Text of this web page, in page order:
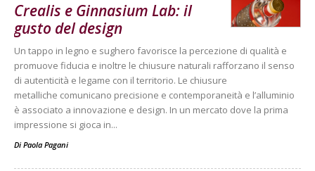
Crealis e Ginnasium Lab: il
gusto del design
Un tappo in legno e sughero favorisce la percezione di qualità e
promuove fiducia e inoltre le chiusure naturali rafforzano il senso
di autenticità e legame con il territorio. Le chiusure
metalliche comunicano precisione e contemporaneità e l’alluminio
è associato a innovazione e design. In un mercato dove la prima
impressione si gioca in...
Di Paola Pagani